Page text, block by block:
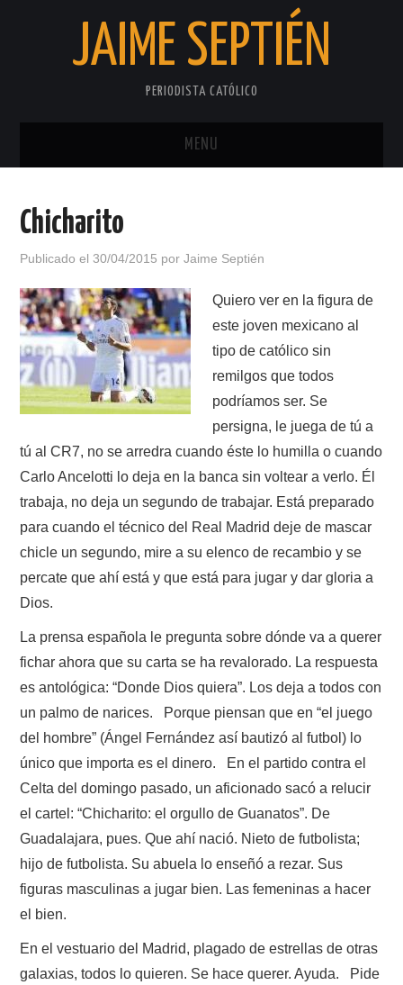
JAIME SEPTIÉN
PERIODISTA CATÓLICO
MENU
SOBRE EL AUTOR
Chicharito
Publicado el30/04/2015 porJaime Septién
Quiero ver en la figura de
este joven mexicano al
tipo de católico sin
remilgos que todos
podríamos ser. Se
persigna, le juega de tú a
tú al CR7, no se arredra cuando éste lo humilla o cuando
Carlo Ancelotti lo deja en la banca sin voltear a verlo. Él
trabaja, no deja un segundo de trabajar. Está preparado
para cuando el técnico del Real Madrid deje de mascar
chicle un segundo, mire a su elenco de recambio y se
percate que ahí está y que está para jugar y dar gloria a
Dios.
La prensa española le pregunta sobre dónde va a querer
fichar ahora que su carta se ha revalorado. La respuesta
es antológica: “Donde Dios quiera”. Los deja a todos con
un palmo de narices. Porque piensan que en “el juego
del hombre” (Ángel Fernández así bautizó al futbol) lo
único que importa es el dinero. En el partido contra el
Celta del domingo pasado, un aficionado sacó a relucir
el cartel: “Chicharito: el orgullo de Guanatos”. De
Guadalajara, pues. Que ahí nació. Nieto de futbolista;
hijo de futbolista. Su abuela lo enseñó a rezar. Sus
figuras masculinas a jugar bien. Las femeninas a hacer
el bien.
En el vestuario del Madrid, plagado de estrellas de otras
galaxias, todos lo quieren. Se hace querer. Ayuda. Pide